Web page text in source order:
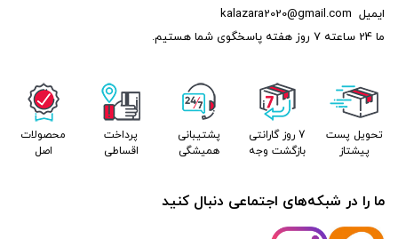
ایمیل kalazara2020@gmail.com
ما 24 ساعته 7 روز هفته پاسخگوی شما هستیم.
تحویل پست
پیشتاز
7 روز گارانتی
بازگشت وجه
پشتیبانی
همیشگی
پرداخت
اقساطی
محصولات
اصل
ما را در شبکه‌های اجتماعی دنبال کنید